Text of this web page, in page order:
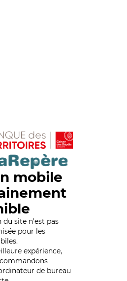
mobile
site n’est pas
pour les
expérience,
de bureau